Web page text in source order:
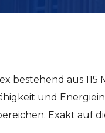
bestehend aus
und
Exakt auf